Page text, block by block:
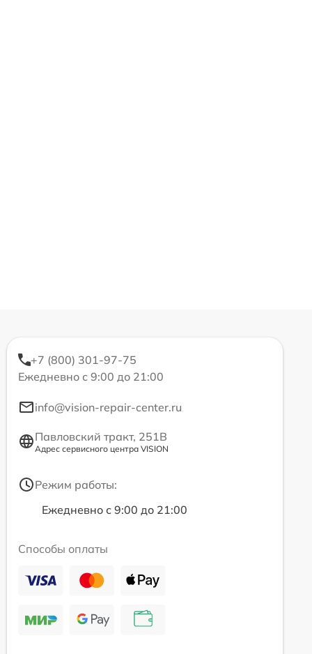
+7 (800) 301-97-75
Ежедневно с 9:00 до 21:00
info@vision-repair-center.ru
Павловский тракт, 251В
Адрес сервисного центра VISION
Режим работы:
Ежедневно с 9:00 до 21:00
Способы оплаты